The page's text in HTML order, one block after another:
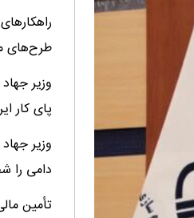
طرح‌های
وزیر
پای کار
وزیر
دامی را